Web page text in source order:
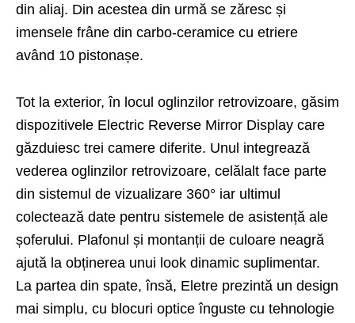
din aliaj. Din acestea din urmă se zăresc și
imensele frâne din carbo-ceramice cu etriere
având 10 pistonașe.
Tot la exterior, în locul oglinzilor retrovizoare, găsim
dispozitivele Electric Reverse Mirror Display care
găzduiesc trei camere diferite. Unul integrează
vederea oglinzilor retrovizoare, celălalt face parte
din sistemul de vizualizare 360° iar ultimul
colectează date pentru sistemele de asistență ale
șoferului. Plafonul și montanții de culoare neagră
ajută la obținerea unui look dinamic suplimentar.
La partea din spate, însă, Eletre prezintă un design
mai simplu, cu blocuri optice înguste cu tehnologie